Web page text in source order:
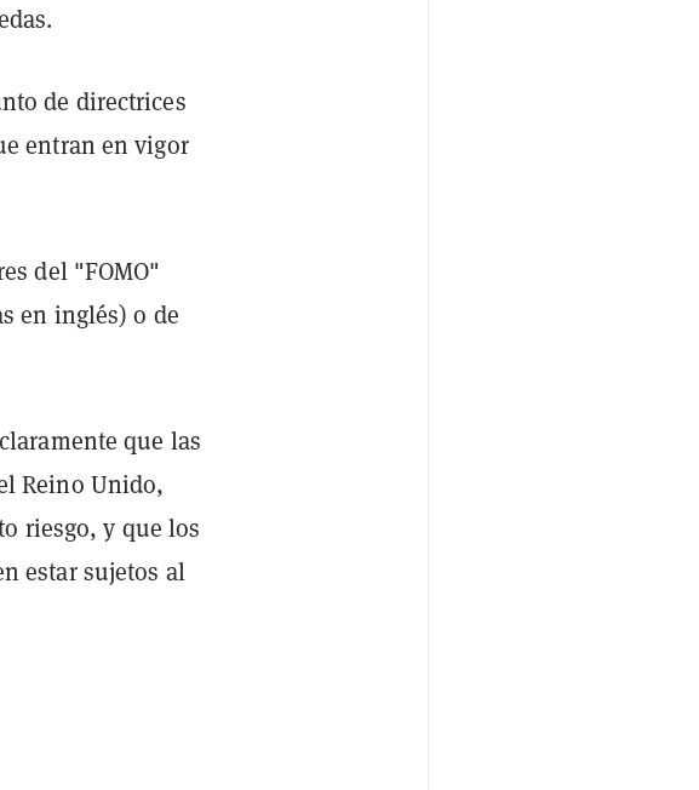
de directrices
entran en vigor
del "FOMO"
en inglés) o de
que las
Reino Unido,
riesgo, y que los
estar sujetos al